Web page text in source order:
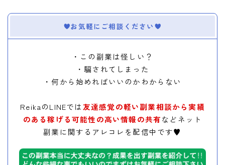
お気軽にご相談ください
・この副業は怪しい？
・騙されてしまった
・何から始めればいいのかわからない
ReikaのLINEでは 友達感覚の軽い副業相談から実績
のある稼げる可能性の高い情報の共有などネット
副業に関するアレコレを配信中です♥